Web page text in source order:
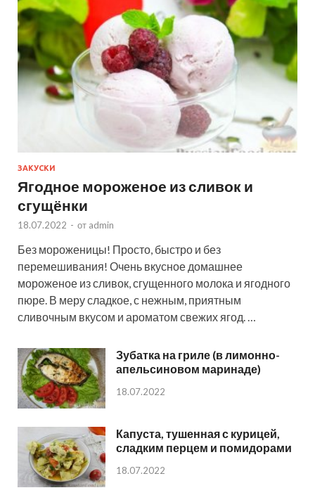
ЗАКУСКИ
Ягодное мороженое из сливок и
сгущёнки
18.07.2022 - от admin
Без мороженицы! Просто, быстро и без
перемешивания! Очень вкусное домашнее
мороженое из сливок, сгущенного молока и ягодного
пюре. В меру сладкое, с нежным, приятным
сливочным вкусом и ароматом свежих ягод. …
Зубатка на гриле (в лимонно-
апельсиновом маринаде)
18.07.2022
Капуста, тушенная с курицей,
сладким перцем и помидорами
18.07.2022